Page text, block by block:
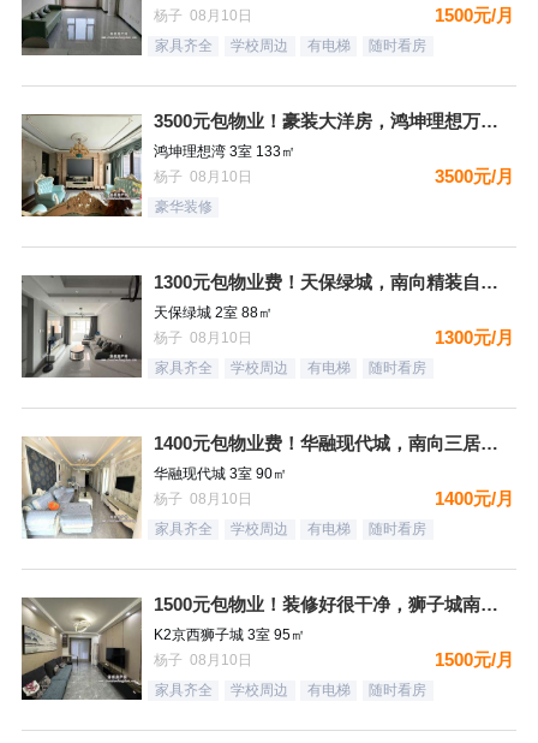
杨子 08月10日
1500元/月
家具齐全 学校周边 有电梯 随时看房
3500元包物业！豪装大洋房，鸿坤理想万，家具家电齐全，拎包
鸿坤理想湾 3室 133㎡
杨子 08月10日
3500元/月
豪华装修
1300元包物业费！天保绿城，南向精装自住标准，很干净，看房
天保绿城 2室 88㎡
杨子 08月10日
1300元/月
家具齐全 学校周边 有电梯 随时看房
1400元包物业费！华融现代城，南向三居，豪装自住标准，都齐
华融现代城 3室 90㎡
杨子 08月10日
1400元/月
家具齐全 学校周边 有电梯 随时看房
1500元包物业！装修好很干净，狮子城南区，三居，都齐全，拎
K2京西狮子城 3室 95㎡
杨子 08月10日
1500元/月
家具齐全 学校周边 有电梯 随时看房